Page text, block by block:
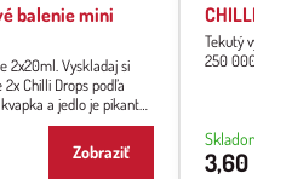
balenie mini
2x20ml. Vyskladaj si
Chilli Drops podľa
a jedlo je pikantné
Zobraziť
CHILLI
Tekutý
250 000 –
Skladom
3,60